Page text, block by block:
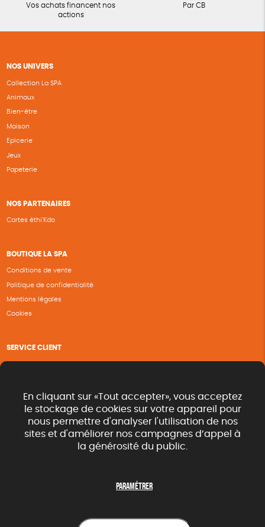
Vos achats financent nos
actions
Par CB
NOS UNIVERS
Collection La SPA
Animaux
Bien-être
Maison
Epicerie
Jeux
Papeterie
NOS PARTENAIRES
Cartes éthi’Kdo
BOUTIQUE LA SPA
Conditions de vente
Politique de confidentialité
Mentions légales
Cookies
SERVICE CLIENT
Nous contacter
Renvoyer des articles
Commande rapide catalogue
En cliquant sur «Tout accepter», vous acceptez
le stockage de cookies sur votre appareil pour
nous permettre d'analyser l'utilisation de nos
sites et d'améliorer nos campagnes d’appel à
la générosité du public.
Paramétrer